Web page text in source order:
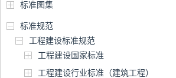
标准图集
标准规范
工程建设标准规范
工程建设国家标准
工程建设行业标准（建筑工程）